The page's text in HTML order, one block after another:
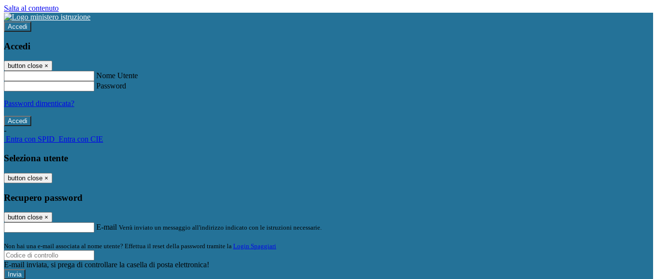
Salta al contenuto
Accedi
Accedi
button close ×
Nome Utente
Password
Password dimenticata?
-
Entra con SPID Entra con CIE
Seleziona utente
button close ×
Recupero password
button close ×
E-mail Verrà inviato un messaggio all'indirizzo indicato con le istruzioni necessarie.
Non hai una e-mail associata al nome utente? Effettua il reset della password tramite la Login Spaggiari
E-mail inviata, si prega di controllare la casella di posta elettronica!